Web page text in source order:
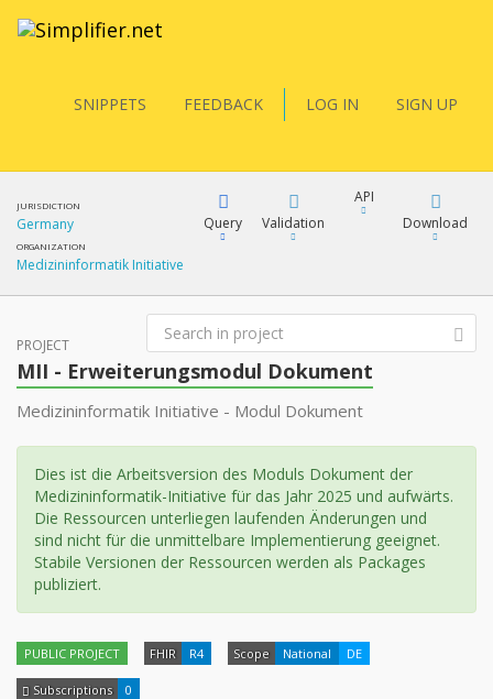
SNIPPETS FEEDBACK LOG IN SIGN UP
JURISDICTION
Germany
ORGANIZATION
Medizininformatik Initiative
Query
YamlGen
Validation
API
docs
Download
XML
JSON
PROJECT
MII - Erweiterungsmodul Dokument
Medizininformatik Initiative - Modul Dokument
Dies ist die Arbeitsversion des Moduls Dokument der
Medizininformatik-Initiative für das Jahr 2025 und aufwärts.
Die Ressourcen unterliegen laufenden Änderungen und
sind nicht für die unmittelbare Implementierung geeignet.
Stabile Versionen der Ressourcen werden als Packages
publiziert.
PUBLIC PROJECT FHIR R4 Scope National DE
Subscriptions 0